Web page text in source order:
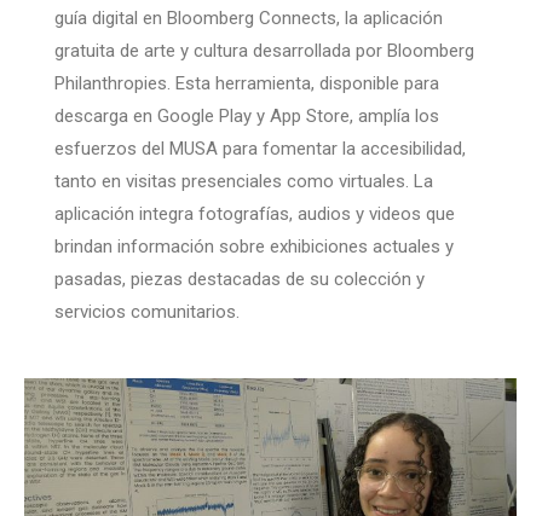
guía digital en Bloomberg Connects, la aplicación
gratuita de arte y cultura desarrollada por Bloomberg
Philanthropies. Esta herramienta, disponible para
descarga en Google Play y App Store, amplía los
esfuerzos del MUSA para fomentar la accesibilidad,
tanto en visitas presenciales como virtuales. La
aplicación integra fotografías, audios y videos que
brindan información sobre exhibiciones actuales y
pasadas, piezas destacadas de su colección y
servicios comunitarios.